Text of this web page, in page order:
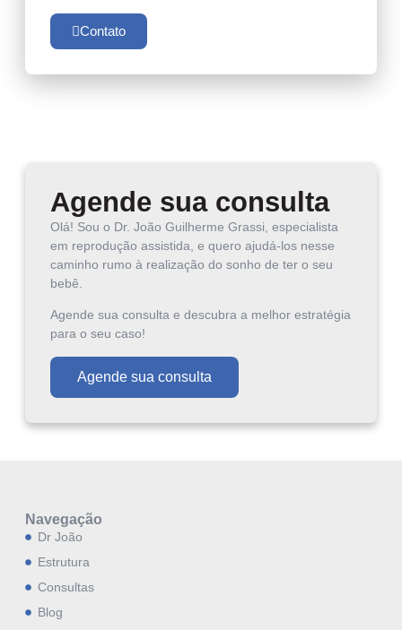
Contato
Agende sua consulta
Olá! Sou o Dr. João Guilherme Grassi, especialista
em reprodução assistida, e quero ajudá-los nesse
caminho rumo à realização do sonho de ter o seu
bebê.
Agende sua consulta e descubra a melhor estratégia
para o seu caso!
Agende sua consulta
Navegação
Dr João
Estrutura
Consultas
Blog